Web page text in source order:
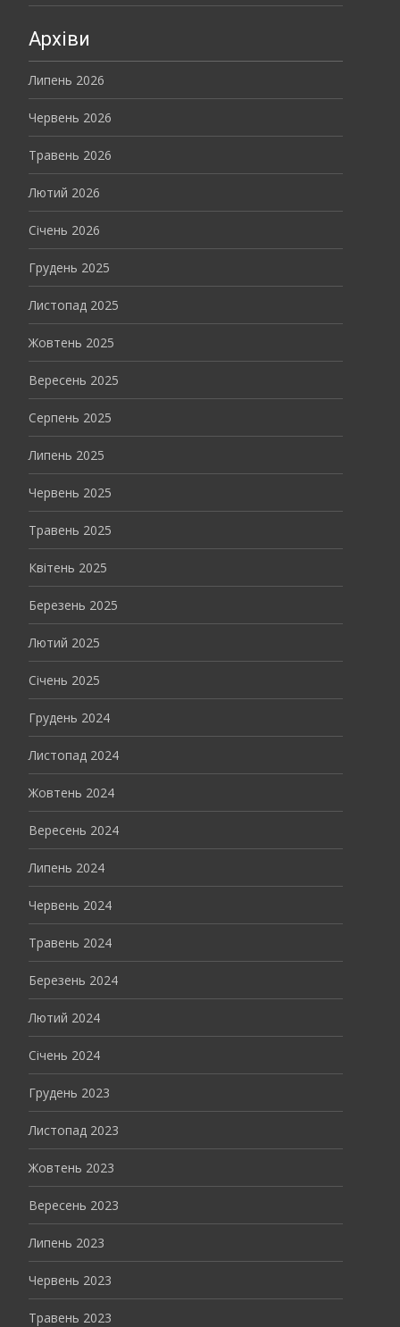
Архіви
Липень 2026
Червень 2026
Травень 2026
Лютий 2026
Січень 2026
Грудень 2025
Листопад 2025
Жовтень 2025
Вересень 2025
Серпень 2025
Липень 2025
Червень 2025
Травень 2025
Квітень 2025
Березень 2025
Лютий 2025
Січень 2025
Грудень 2024
Листопад 2024
Жовтень 2024
Вересень 2024
Липень 2024
Червень 2024
Травень 2024
Березень 2024
Лютий 2024
Січень 2024
Грудень 2023
Листопад 2023
Жовтень 2023
Вересень 2023
Липень 2023
Червень 2023
Травень 2023